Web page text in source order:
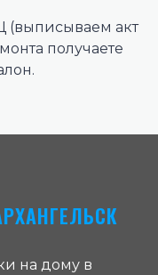
(выписываем акт
получаете
на дому в